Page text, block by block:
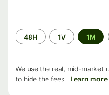
Time
period
48H 1V 1M
We use the real, mid-market
to hide the fees. Learn more